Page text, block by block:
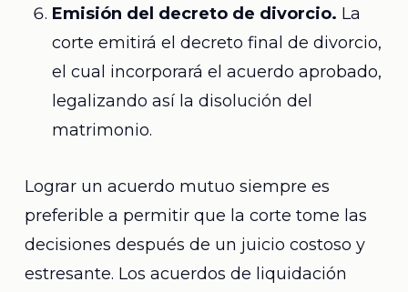
Emisión del decreto de divorcio. La
corte emitirá el decreto final de divorcio,
el cual incorporará el acuerdo aprobado,
legalizando así la disolución del
matrimonio.
Lograr un acuerdo mutuo siempre es
preferible a permitir que la corte tome las
decisiones después de un juicio costoso y
estresante. Los acuerdos de liquidación